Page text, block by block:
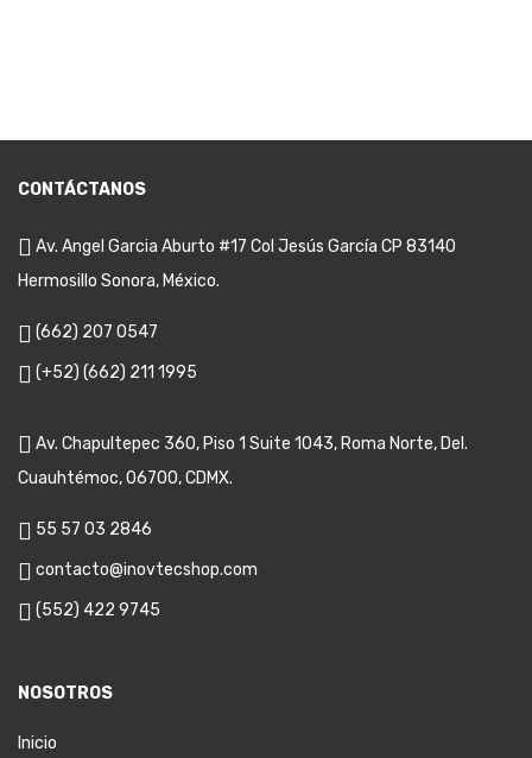
CONTÁCTANOS
Av. Angel Garcia Aburto #17 Col Jesús García CP 83140
Hermosillo Sonora, México.
(662) 207 0547
(+52) (662) 211 1995
Av. Chapultepec 360, Piso 1 Suite 1043, Roma Norte, Del.
Cuauhtémoc, 06700, CDMX.
55 57 03 2846
contacto@inovtecshop.com
(552) 422 9745
NOSOTROS
Inicio